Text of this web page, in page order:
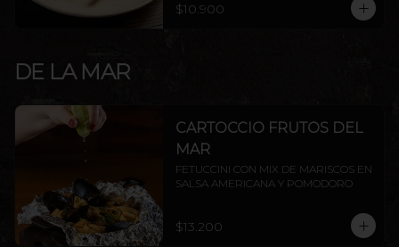
$10.900
DE LA MAR
CARTOCCIO FRUTOS DEL
MAR
FETUCCINI CON MIX DE MARISCOS EN
SALSA AMERICANA Y POMODORO
$13.200